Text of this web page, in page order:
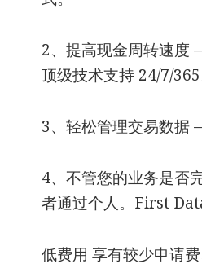
2、提高现金周转速度
顶级技术支持 24/7/365
3、轻松管理交易数据
4、不管您的业务是否
者通过个人。First
低费用 享有较少申请